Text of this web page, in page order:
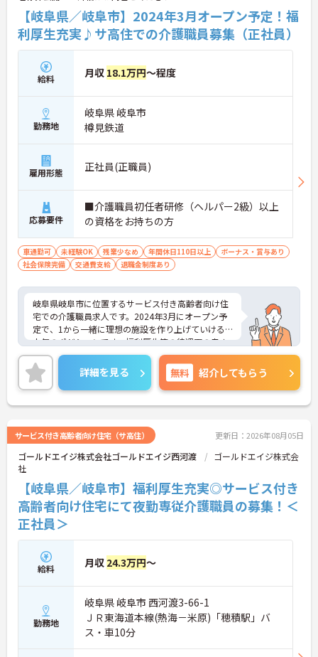
【岐阜県／岐阜市】2024年3月オープン予定！福
利厚生充実♪サ高住での介護職員募集（正社員）
給料 月収 18.1万円～程度
勤務地
岐阜県 岐阜市
樽見鉄道
雇用形態 正社員(正職員)
応募要件
■介護職員初任者研修（ヘルパー2級）以上
の資格をお持ちの方
車通勤可 未経験OK 残業少なめ 年間休日110日以上
ボーナス・賞与あり
社会保険完備
交通費支給 退職金制度あり
岐阜県岐阜市に位置するサービス付き高齢者向け住
宅での介護職員求人です。2024年3月にオープン予
定で、1から一緒に理想の施設を作り上げていける
人気のポジションです。福利厚生等の待遇面の良さ
も魅力♪ご興味のある方には、面接対策ポイントな
ど、さらに詳細をお話しいたしますのでお気軽にご
相談ください！
詳細を見る 無料 紹介してもらう
サービス付き高齢者向け住宅（サ高住） 更新日：2026年08月05日
ゴールドエイジ株式会社ゴールドエイジ西河渡
ゴールドエイジ株式会
社
【岐阜県／岐阜市】福利厚生充実◎サービス付き
高齢者向け住宅にて夜勤専従介護職員の募集！＜
正社員＞
給料 月収 24.3万円～
勤務地
岐阜県 岐阜市 西河渡3-66-1
ＪＲ東海道本線(熱海－米原)「穂積駅」バ
ス・車10分